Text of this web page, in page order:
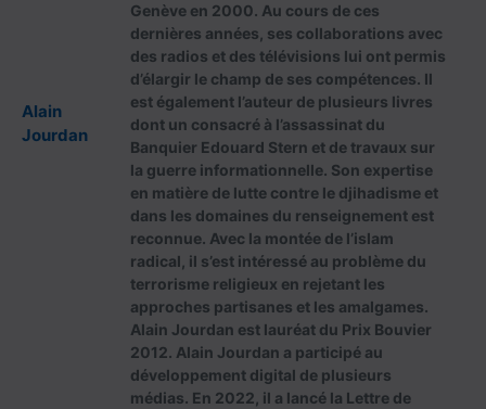
Alain
Jourdan
Genève en 2000. Au cours de ces
dernières années, ses collaborations avec
des radios et des télévisions lui ont permis
d’élargir le champ de ses compétences. Il
est également l’auteur de plusieurs livres
dont un consacré à l’assassinat du
Banquier Edouard Stern et de travaux sur
la guerre informationnelle. Son expertise
en matière de lutte contre le djihadisme et
dans les domaines du renseignement est
reconnue. Avec la montée de l’islam
radical, il s’est intéressé au problème du
terrorisme religieux en rejetant les
approches partisanes et les amalgames.
Alain Jourdan est lauréat du Prix Bouvier
2012. Alain Jourdan a participé au
développement digital de plusieurs
médias. En 2022, il a lancé la Lettre de